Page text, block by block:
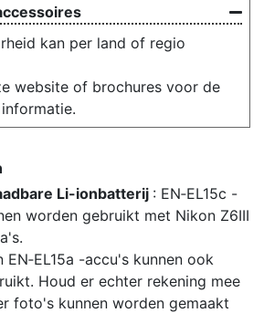
kan per land of regio
website of brochures voor de
Li-ionbatterij : EN‑EL15c -
worden gebruikt met Nikon Z6III
EN‑EL15a -accu's kunnen ook
Houd er echter rekening mee
foto's kunnen worden gemaakt